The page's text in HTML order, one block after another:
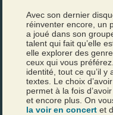
Avec son dernier
réinventer encore, un
a joué dans son
talent qui fait qu’elle
elle explorer des
ceux qui vous
identité, tout ce qu’il y
textes. Le choix
permet à la fois
et encore plus. On
la voir en concert et